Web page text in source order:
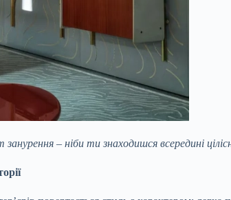
занурення – ніби ти знаходишся всередині